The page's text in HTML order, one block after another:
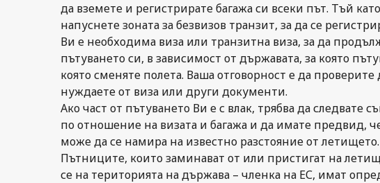
да вземете и регистрирате багажа си всеки път. Тъй
напуснете зоната за безвизов транзит, за да се
Ви е необходима виза или транзитна виза, за да
пътуването си, в зависимост от държавата, за която
която сменяте полета. Ваша отговорност е да проверите
нуждаете от виза или други документи.
Ако част от пътуването Ви е с влак, трябва да следвате
по отношение на визата и багажа и да имате предвид,
може да се намира на известно разстояние от летището.
Пътниците, които заминават от или пристигат на
се на територията на държава – членка на ЕС, имат